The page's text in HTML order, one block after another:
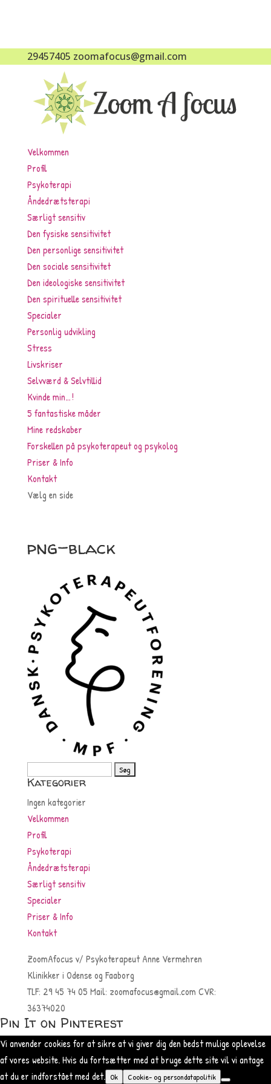
29457405 zoomafocus@gmail.com
Velkommen
Profil
Psykoterapi
Åndedrætsterapi
Særligt sensitiv
Den fysiske sensitivitet
Den personlige sensitivitet
Den sociale sensitivitet
Den ideologiske sensitivitet
Den spirituelle sensitivitet
Specialer
Personlig udvikling
Stress
Livskriser
Selvværd & Selvtillid
Kvinde min…!
5 fantastiske måder
Mine redskaber
Forskellen på psykoterapeut og psykolog
Priser & Info
Kontakt
Vælg en side
png-black
efter:
Kategorier
Ingen kategorier
Velkommen
Profil
Psykoterapi
Åndedrætsterapi
Særligt sensitiv
Specialer
Priser & Info
Kontakt
ZoomAfocus v/ Psykoterapeut Anne Vermehren
Klinikker i Odenseog Faaborg
TLF: 29 45 74 05 Mail: zoomafocus@gmail.com CVR:
36374020
Pin It on Pinterest
Vi anvender cookies for at sikre at vi giver dig den bedst mulige oplevelse
af vores website. Hvis du fortsætter med at bruge dette site vil vi antage
at du er indforstået med det. Ok Cookie- og persondatapolitik